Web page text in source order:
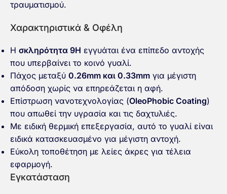
τραυματισμού.
Χαρακτηριστικά & Οφέλη
Η σκληρότητα 9H εγγυάται ένα επίπεδο αντοχής
που υπερβαίνει το κοινό γυαλί.
Πάχος μεταξύ 0.26mm και 0.33mm για μέγιστη
απόδοση χωρίς να επηρεάζεται η αφή.
Επίστρωση νανοτεχνολογίας (OleoPhobic Coating)
που απωθεί την υγρασία και τις δαχτυλιές.
Με ειδική θερμική επεξεργασία, αυτό το γυαλί είναι
ειδικά κατασκευασμένο για μέγιστη αντοχή.
Εύκολη τοποθέτηση με λείες άκρες για τέλεια
εφαρμογή.
Εγκατάσταση